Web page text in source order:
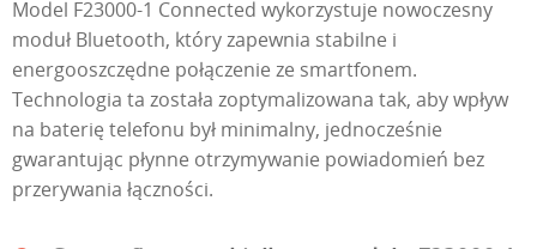
Model F23000-1 Connected wykorzystuje nowoczesny
moduł Bluetooth, który zapewnia stabilne i
energooszczędne połączenie ze smartfonem.
Technologia ta została zoptymalizowana tak, aby wpływ
na baterię telefonu był minimalny, jednocześnie
gwarantując płynne otrzymywanie powiadomień bez
przerywania łączności.